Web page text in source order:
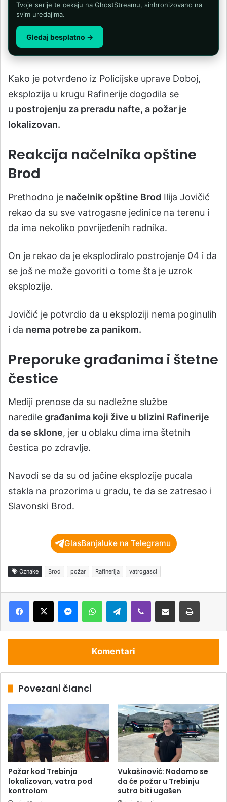
Tvoje serije te cekaju na GhostStreamu, sinhronizovano na
svim uredajima.
Gledaj besplatno →
Kako je potvrđeno iz Policijske uprave Doboj,
eksplozija u krugu Rafinerije dogodila se
u postrojenju za preradu nafte, a požar je
lokalizovan.
Reakcija načelnika opštine
Brod
Prethodno je načelnik opštine Brod Ilija Jovičić
rekao da su sve vatrogasne jedinice na terenu i
da ima nekoliko povrijeđenih radnika.
On je rekao da je eksplodiralo postrojenje 04 i da
se još ne može govoriti o tome šta je uzrok
eksplozije.
Jovičić je potvrdio da u eksploziji nema poginulih
i da nema potrebe za panikom.
Preporuke građanima i štetne
čestice
Mediji prenose da su nadležne službe
naredile građanima koji žive u blizini Rafinerije
da se sklone, jer u oblaku dima ima štetnih
čestica po zdravlje.
Navodi se da su od jačine eksplozije pucala
stakla na prozorima u gradu, te da se zatresao i
Slavonski Brod.
GlasBanjaluke na Telegramu
Oznake Brod požar Rafinerija vatrogasci
Telegram
Komentari
Povezani članci
Požar kod Trebinja
lokalizovan, vatra pod
kontrolom
Vukašinović: Nadamo se
da će požar u Trebinju
sutra biti ugašen